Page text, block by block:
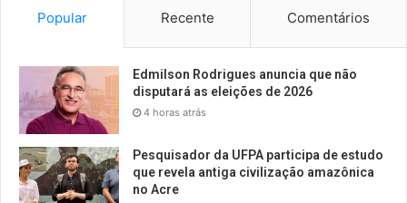
Popular Recente Comentários
Edmilson Rodrigues anuncia que não
disputará as eleições de 2026
4 horas atrás
Pesquisador da UFPA participa de estudo
que revela antiga civilização amazônica
no Acre